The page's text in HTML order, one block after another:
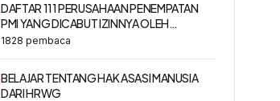
DAFTAR 111 PERUSAHAAN PENEMPATAN
PMI YANG DICABUT IZINNYA OLEH
KEMNAKER
1828 pembaca
BELAJAR TENTANG HAK ASASI MANUSIA
DARI HRWG